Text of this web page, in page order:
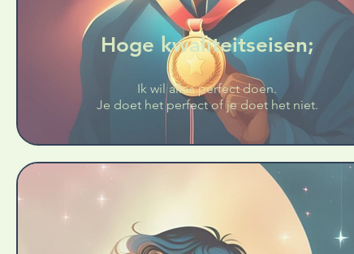
Hoge kwaliteitseisen;
Ik wil alles perfect doen.
Je doet het perfect of je doet het niet.